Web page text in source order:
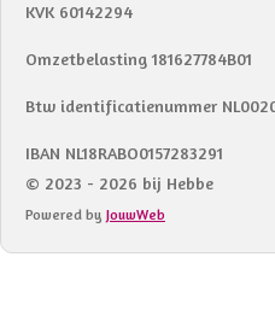
KVK 60142294
Omzetbelasting 181627784B01
Btw identificatienummer
IBAN NL18RABO0157283291
© 2023 - 2026 bij Hebbe
Powered by JouwWeb